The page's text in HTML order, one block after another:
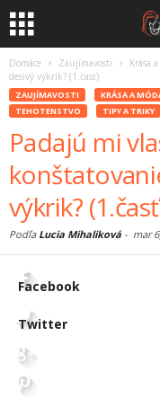
Domáce Zaujímavosti Krása
desivý výkrik? (1.časť)
ZAUJÍMAVOSTI KRÁSA A
TEHOTENSTVO
TIPY A TRIKY
Padajú mi
výkrik?
Podľa Lucia Mihaliková- mar
Facebook
Twitter